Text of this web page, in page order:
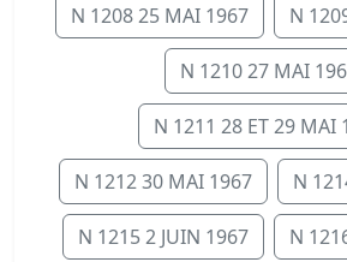
N 1208 25 MAI 1967 N
N 1210 27 MAI
N 1211 28 ET 29 MAI
N 1212 30 MAI 1967 N
N 1215 2 JUIN 1967 N